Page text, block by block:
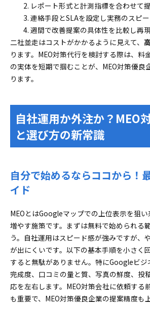
レポート形式と計測指標を合わせて
連絡手段とSLAを設定し実務のスピ
週間で改善提案の具体性を比較し再
二社並走はコストがかかるように見えて、
ります。MEO対策代行を検討する際は、料
の実体を短期で掴むことが、MEO対策優良
ります。
自社運用か外注か？MEO
と選び方の新常識
自分で始めるならココから！
イド
MEOとはGoogleマップでの上位表示を狙
増やす施策です。まずは無料で始められる
う。自社運用はスピード感が強みですが、
が出にくいです。以下の基本手順を小さく
すると無駄がありません。特にGoogleビジ
完成度、口コミの量と質、写真の鮮度、投
応を左右します。MEO対策会社に依頼する
も重要で、MEO対策優良企業の提案精度も